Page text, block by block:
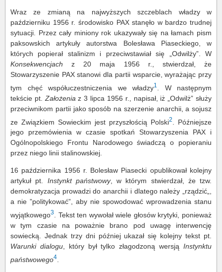
Wraz ze zmianą na najwyższych szczeblach władzy w
październiku 1956 r. środowisko PAX stanęło w bardzo trudnej
sytuacji. Przez cały miniony rok ukazywały się na łamach pism
paksowskich artykuły autorstwa Bolesława Piaseckiego, w
których popierał stalinizm i przeciwstawiał się „Odwilży”. W
Konsekwencjach z 20 maja 1956 r., stwierdzał, że
Stowarzyszenie PAX stanowi dla partii wsparcie, wyrażając przy
tym chęć współuczestniczenia we władzy1
. W następnym
tekście pt. Założenia z 3 lipca 1956 r., napisał, iż „Odwilż” służy
przeciwnikom partii jako sposób na szerzenie anarchii, a sojusz
ze Związkiem Sowieckim jest przyszłością Polski2
. Późniejsze
jego przemówienia w czasie spotkań Stowarzyszenia PAX i
Ogólnopolskiego Frontu Narodowego świadczą o popieraniu
przez niego linii stalinowskiej.
16 października 1956 r. Bolesław Piasecki opublikował kolejny
artykuł pt. Instynkt państwowy, w którym stwierdzał, że tzw.
demokratyzacja prowadzi do anarchii i dlatego należy „rządzić„,
a nie ”politykować”, aby nie spowodować wprowadzenia stanu
wyjątkowego3
. Tekst ten wywołał wiele głosów krytyki, ponieważ
w tym czasie na poważnie brano pod uwagę interwencję
sowiecką. Jednak trzy dni później ukazał się kolejny tekst pt.
Warunki dialogu, który był tylko złagodzoną wersjąInstynktu
państwowego4